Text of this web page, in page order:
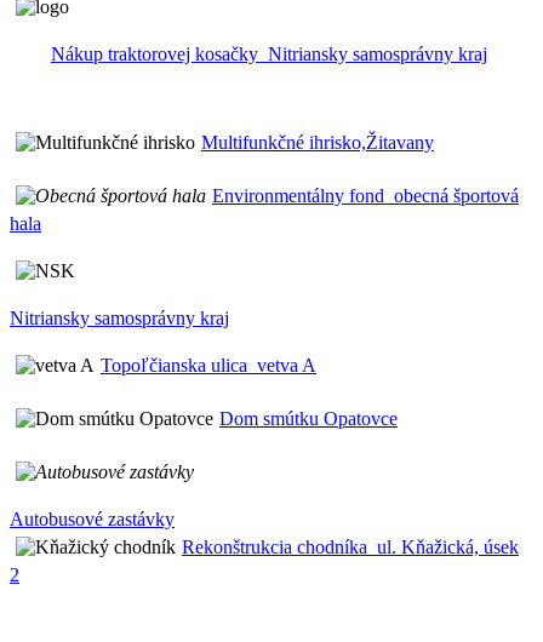
Nákup traktorovej kosačky_Nitriansky samosprávny kraj
Multifunkčné ihrisko,Žitavany
Environmentálny fond_obecná športová
hala
Nitriansky samosprávny kraj
Topoľčianska ulica_vetva A
Dom smútku Opatovce
Autobusové zastávky
Rekonštrukcia chodníka_ul. Kňažická, úsek
2